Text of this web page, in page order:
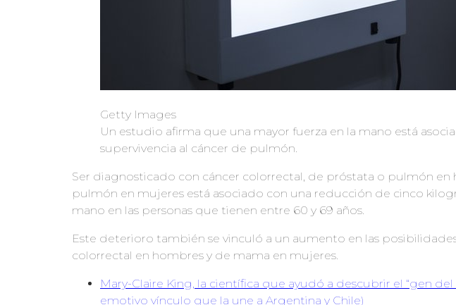
Getty Images
Un estudio afirma que una mayor fuerza en la mano está
supervivencia al cáncer de pulmón.
Ser diagnosticado con cáncer colorrectal, de próstata o pulmón en
pulmón en mujeres está asociado con una reducción de cinco
mano en las personas que tienen entre 60 y 69 años.
Este deterioro también se vinculó a un aumento en las
colorrectal en hombres y de mama en mujeres.
Mary-Claire King, la científica que ayudó a descubrir el “gen del
emotivo vínculo que la une a Argentina y Chile)